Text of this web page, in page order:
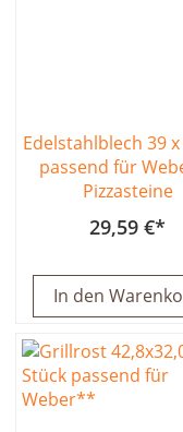
Edelstahlblech 39
passend für
Pizzasteine
29,59 €
In den